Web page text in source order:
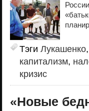
Тэги Лукашенко,
капитализм,
кризис
«Новые